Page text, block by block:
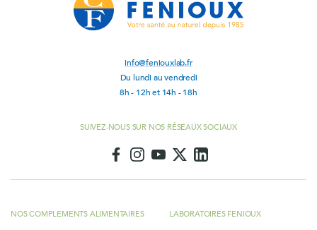
info@feniouxlab.fr
Du lundi au vendredi
8h - 12h et 14h - 18h
SUIVEZ-NOUS SUR NOS RÉSEAUX SOCIAUX
NOS COMPLEMENTS ALIMENTAIRES LABORATOIRES FENIOUX